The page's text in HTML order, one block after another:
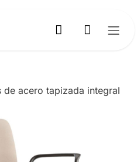
acero tapizada integral